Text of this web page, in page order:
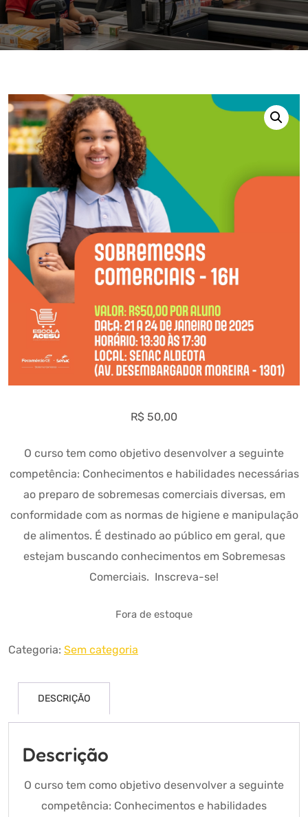
R$ 50,00
O curso tem como objetivo desenvolver a seguinte
competência: Conhecimentos e habilidades necessárias
ao preparo de sobremesas comerciais diversas, em
conformidade com as normas de higiene e manipulação
de alimentos. É destinado ao público em geral, que
estejam buscando conhecimentos em Sobremesas
Comerciais. Inscreva-se!
Fora de estoque
Categoria: Sem categoria
DESCRIÇÃO
Descrição
O curso tem como objetivo desenvolver a seguinte
competência: Conhecimentos e habilidades